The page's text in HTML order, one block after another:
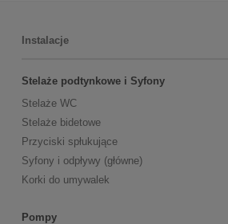
Instalacje
Stelaże podtynkowe i Syfony
Stelaże WC
Stelaże bidetowe
Przyciski spłukujące
Syfony i odpływy (główne)
Korki do umywalek
Pompy